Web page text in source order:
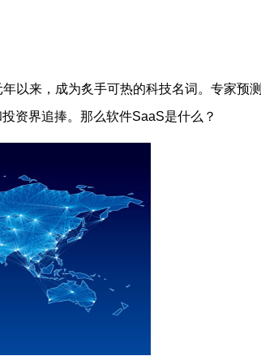
以来，成为炙手可热的科技名词。专家预测
资界追捧。那么软件SaaS是什么？